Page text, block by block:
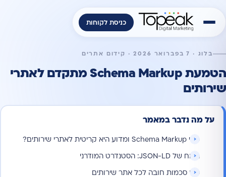
כניסת לקוחות
בלוג · 7 בפברואר 2026 · קידום אתרים
הטמעת Schema Markup מתקדם לאתרי
שירותים
על מה נדבר במאמר
מהי Schema Markup ומדוע היא קריטית לאתרי שירותים?
הכוח של JSON-LD: הסטנדרט המודרני
סוגי סכמות חובה לכל אתר שירותים